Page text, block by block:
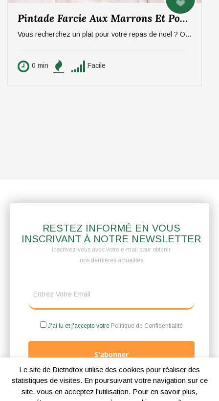
Pintade Farcie Aux Marrons Et Pommes, Sauce Aux Morilles
Vous recherchez un plat pour votre repas de noël ? On vous propose un plat qui épatera vos invités, digne d'un repas de fête ! La pintade farcie aux marrons et pommes, sauce aux morilles. Pour 6 personnes.
0 min Facile
RESTEZ INFORMÉ EN VOUS
INSCRIVANT À NOTRE NEWSLETTER
Inscrivez-vous avec votre e-mail pour obtenir
nos dernières actualités
J'ai lu et j'accepte votre Politique de Confidentialité
S'abonner
Le site de Dietndtox utilise des cookies pour réaliser des
statistiques de visites. En poursuivant votre navigation sur ce
site, vous en acceptez l'utilisation. Pour en savoir plus,